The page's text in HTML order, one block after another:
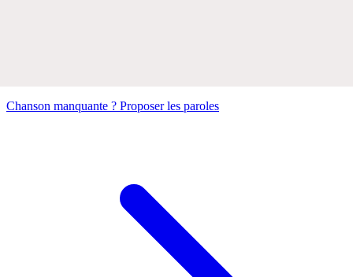
Chanson manquante ? Proposer les paroles